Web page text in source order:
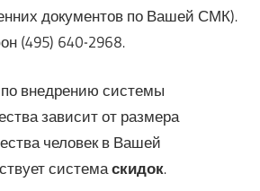
документов по Вашей СМК).
(495) 640-2968.
внедрению системы
зависит от размера
человек в Вашей
системаскидок.